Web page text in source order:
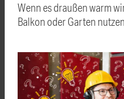
Wenn es draußen warm
Balkon oder Garten